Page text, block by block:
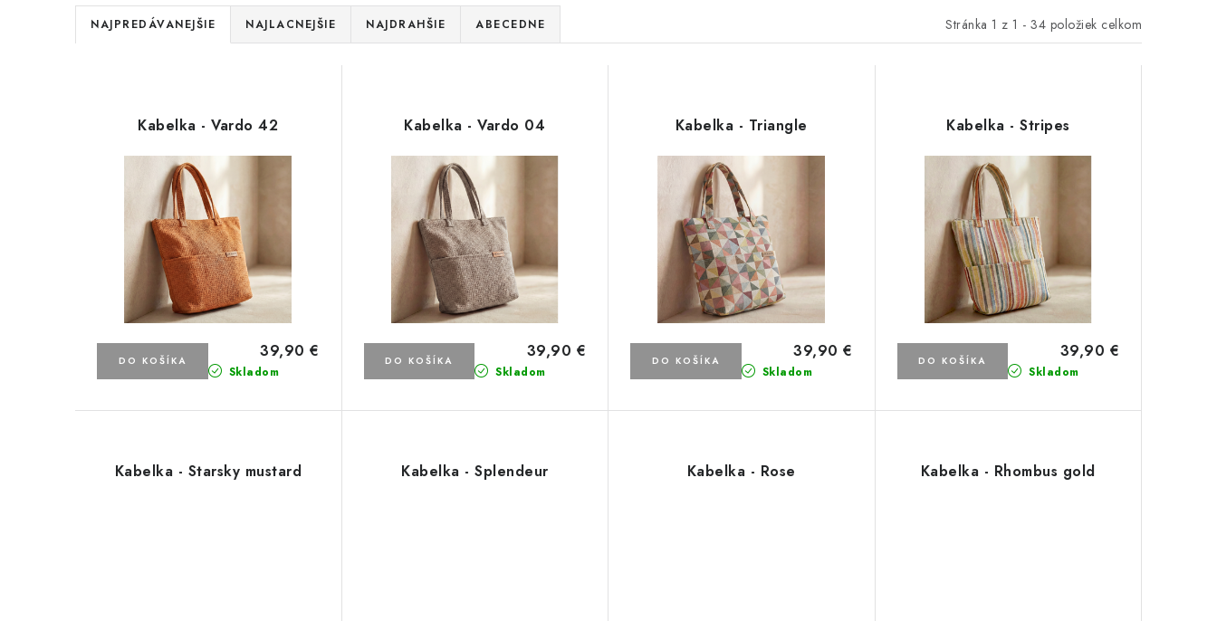
Stránka 1 z 1 - 34 položiek celkom
R
a
u
NAJPREDÁVANEJŠIE NAJLACNEJŠIE NAJDRAHŠIE ABECEDNE
k
Kabelka - Vardo 42
Skladom
39,90 €
DO KOŠÍKA
Kabelka - Vardo 04
Skladom
39,90 €
DO KOŠÍKA
Kabelka - Triangle
Skladom
39,90 €
DO KOŠÍKA
Kabelka - Stripes
Skladom
39,90 €
DO KOŠÍKA
Kabelka - Starsky mustard Kabelka - Splendeur Kabelka - Rose Kabelka - Rhombus gold